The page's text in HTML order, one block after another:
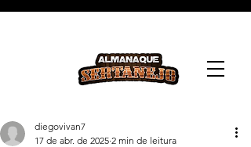
diegovivan7
17 de abr. de 2025 2 min de leitura